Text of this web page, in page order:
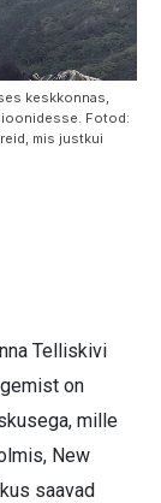
keskkonnas,
Fotod:
mis justkui
Telliskivi
on
mille
New
saavad